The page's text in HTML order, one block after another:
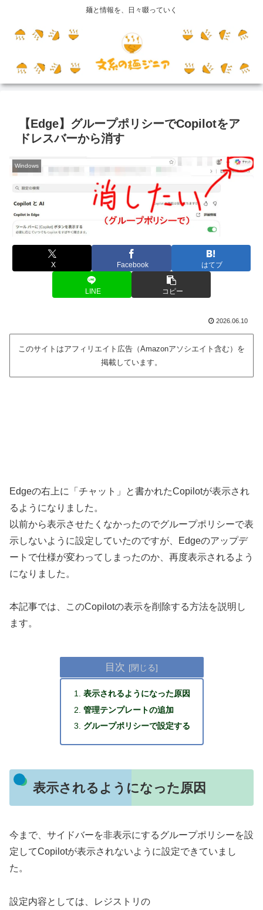
麺と情報を、日々啜っていく
【Edge】グループポリシーでCopilotをア
ドレスバーから消す
Windows
X Facebook はてブ
LINE コピー
2026.06.10
このサイトはアフィリエイト広告（Amazonアソシエイト含む）を
掲載しています。
Edgeの右上に「チャット」と書かれたCopilotが表示され
るようになりました。
以前から表示させたくなかったのでグループポリシーで表
示しないように設定していたのですが、Edgeのアップデ
ートで仕様が変わってしまったのか、再度表示されるよう
になりました。
本記事では、このCopilotの表示を削除する方法を説明し
ます。
目次
表示されるようになった原因
管理テンプレートの追加
グループポリシーで設定する
表示されるようになった原因
今まで、サイドバーを非表示にするグループポリシーを設
定してCopilotが表示されないように設定できていまし
た。
設定内容としては、レジストリの